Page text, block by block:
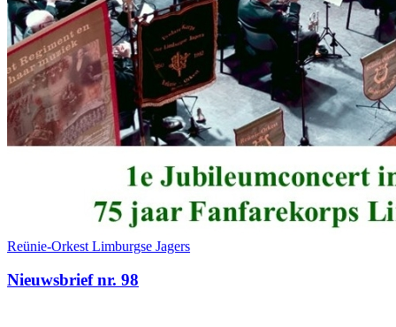
Reünie-Orkest Limburgse Jagers
Nieuwsbrief nr. 98